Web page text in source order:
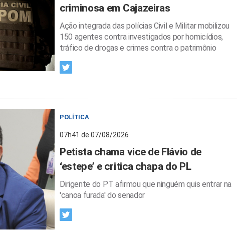
criminosa em Cajazeiras
Ação integrada das polícias Civil e Militar mobilizou
150 agentes contra investigados por homicídios,
tráfico de drogas e crimes contra o patrimônio
POLÍTICA
07h41 de 07/08/2026
Petista chama vice de Flávio de
‘estepe’ e critica chapa do PL
Dirigente do PT afirmou que ninguém quis entrar na
'canoa furada' do senador